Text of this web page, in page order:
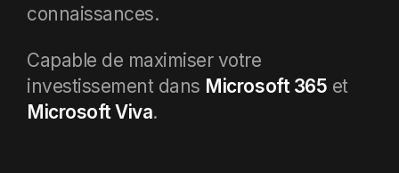
connaissances.
Capable de maximiser votre
investissement dans Microsoft 365 et
Microsoft Viva.